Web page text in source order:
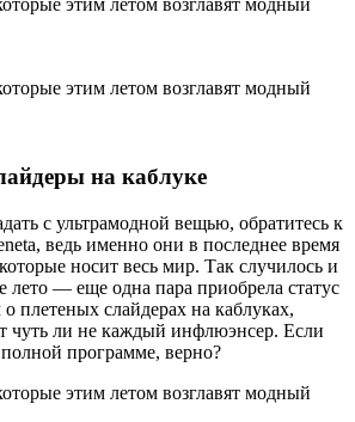
на каблуке
с ультрамодной вещью, обратитесь к
ведь именно они в последнее время
носит весь мир. Так случилось и
лето — еще одна пара приобрела статус
слайдерах на каблуках,
чуть ли не каждый инфлюэнсер. Если
программе, верно?